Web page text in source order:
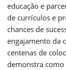
educação e
de currículos e
chances de
engajamento da
centenas de
demonstra